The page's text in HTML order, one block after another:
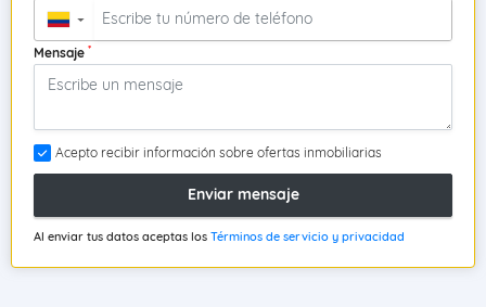
▼
Mensaje *
Acepto recibir información sobre ofertas inmobiliarias
Enviar mensaje
Al enviar tus datos aceptas los Términos de servicio y privacidad